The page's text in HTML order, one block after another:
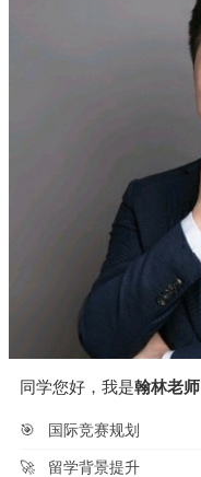
同学您好，我是翰林老师
🎯 国际竞赛规划
🚀 留学背景提升